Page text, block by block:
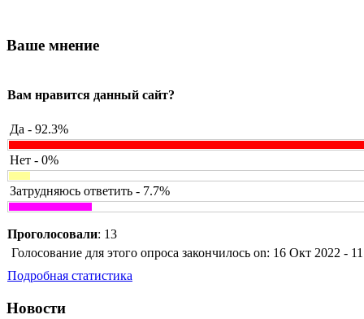
Ваше мнение
Вам нравится данный сайт?
Да - 92.3%
Нет - 0%
Затрудняюсь ответить - 7.7%
Проголосовали: 13
Голосование для этого опроса закончилось on: 16 Окт 2022 -
Подробная статистика
Новости